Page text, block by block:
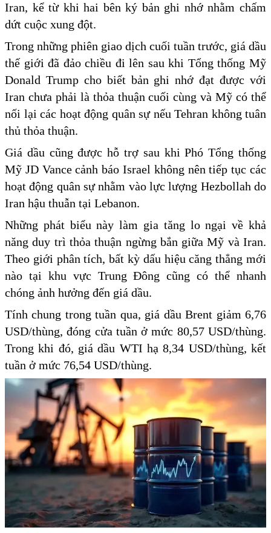
Iran, kể từ khi hai bên ký bản ghi nhớ nhằm chấm
dứt cuộc xung đột.
Trong những phiên giao dịch cuối tuần trước, giá dầu
thế giới đã đảo chiều đi lên sau khi Tổng thống Mỹ
Donald Trump cho biết bản ghi nhớ đạt được với
Iran chưa phải là thỏa thuận cuối cùng và Mỹ có thể
nối lại các hoạt động quân sự nếu Tehran không tuân
thủ thỏa thuận.
Giá dầu cũng được hỗ trợ sau khi Phó Tổng thống
Mỹ JD Vance cảnh báo Israel không nên tiếp tục các
hoạt động quân sự nhằm vào lực lượng Hezbollah do
Iran hậu thuẫn tại Lebanon.
Những phát biểu này làm gia tăng lo ngại về khả
năng duy trì thỏa thuận ngừng bắn giữa Mỹ và Iran.
Theo giới phân tích, bất kỳ dấu hiệu căng thẳng mới
nào tại khu vực Trung Đông cũng có thể nhanh
chóng ảnh hưởng đến giá dầu.
Tính chung trong tuần qua, giá dầu Brent giảm 6,76
USD/thùng, đóng cửa tuần ở mức 80,57 USD/thùng.
Trong khi đó, giá dầu WTI hạ 8,34 USD/thùng, kết
tuần ở mức 76,54 USD/thùng.